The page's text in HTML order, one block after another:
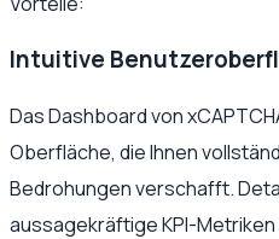
Intuitive
Das Dashboard von
Oberfläche, die Ihnen
Bedrohungen verschafft.
aussagekräftige KPI-